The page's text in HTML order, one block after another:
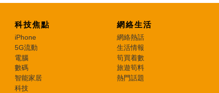
科技焦點
iPhone
5G流動
電腦
數碼
智能家居
科技
網絡生活
網絡熱話
生活情報
筍買着數
旅遊筍料
熱門話題